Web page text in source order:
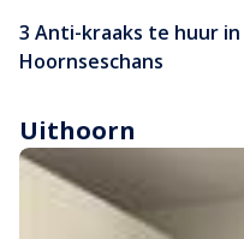
3 Anti-kraaks te huur in
Hoornseschans
Uithoorn